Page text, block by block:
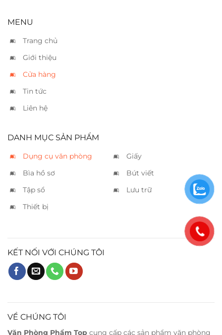
MENU
Trang chủ
Giới thiệu
Cửa hàng
Tin tức
Liên hệ
DANH MỤC SẢN PHẨM
Dụng cụ văn phòng
Giấy
Bìa hồ sơ
Bút viết
Tập sổ
Lưu trữ
Thiết bị
KẾT NỐI VỚI CHÚNG TÔI
VỀ CHÚNG TÔI
Văn Phòng Phẩm Top cung cấp các sản phẩm văn phòng